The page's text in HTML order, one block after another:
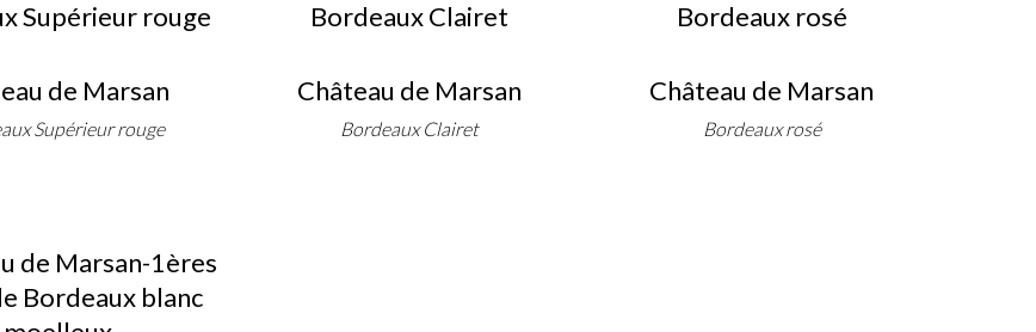
de Marsan
Supérieur rouge
Château de Marsan
Bordeaux Clairet
Château de Marsan
Bordeaux rosé